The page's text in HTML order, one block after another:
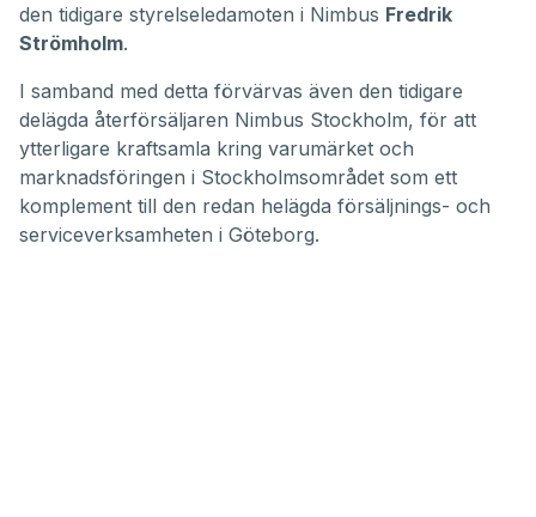
den tidigare styrelseledamoten i Nimbus Fredrik
Strömholm.
I samband med detta förvärvas även den tidigare
delägda återförsäljaren Nimbus Stockholm, för att
ytterligare kraftsamla kring varumärket och
marknadsföringen i Stockholmsområdet som ett
komplement till den redan helägda försäljnings- och
serviceverksamheten i Göteborg.